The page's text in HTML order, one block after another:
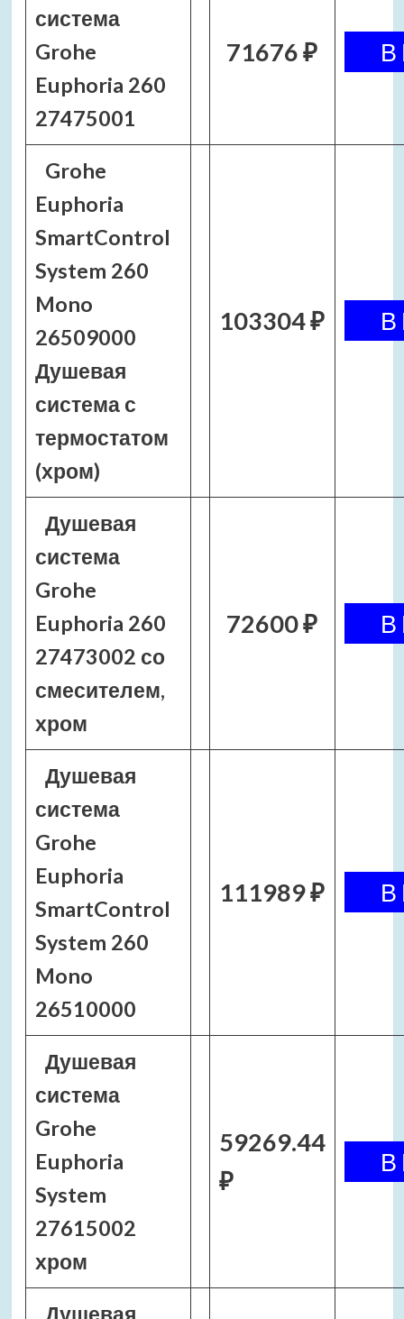
система
Grohe
Euphoria 260
27475001
71676 ₽
Grohe
Euphoria
SmartControl
System 260
Mono
26509000
Душевая
система с
термостатом
(хром)
103304 ₽
Душевая
система
Grohe
Euphoria 260
27473002 со
смесителем,
хром
72600 ₽
Душевая
система
Grohe
Euphoria
SmartControl
System 260
Mono
26510000
111989 ₽
Душевая
система
Grohe
Euphoria
System
27615002
хром
59269.44
₽
Душевая